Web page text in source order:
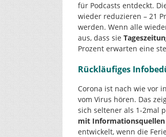
für Podcasts entdeckt.
wieder reduzieren – 21
werden. Wenn alle
aus, dass sie
Prozent erwarten eine
Rückläufiges
Corona ist nach wie vor
vom Virus hören. Das
sich seltener als 1-2mal
mit
entwickelt, wenn die